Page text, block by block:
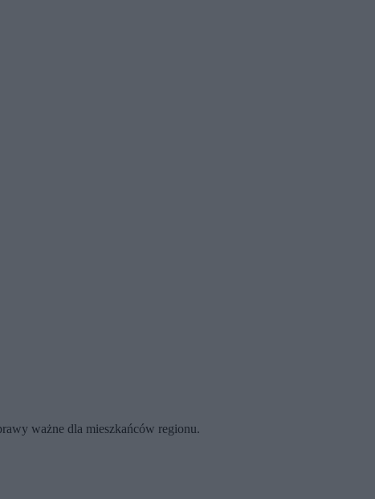
ważne dla mieszkańców regionu.